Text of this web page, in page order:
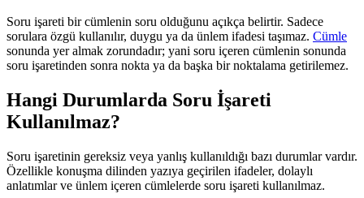
Soru işareti bir cümlenin soru olduğunu açıkça belirtir. Sadece
sorulara özgü kullanılır, duygu ya da ünlem ifadesi taşımaz. Cümle
sonunda yer almak zorundadır; yani soru içeren cümlenin sonunda
soru işaretinden sonra nokta ya da başka bir noktalama getirilemez.
Hangi Durumlarda Soru İşareti
Kullanılmaz?
Soru işaretinin gereksiz veya yanlış kullanıldığı bazı durumlar vardır.
Özellikle konuşma dilinden yazıya geçirilen ifadeler, dolaylı
anlatımlar ve ünlem içeren cümlelerde soru işareti kullanılmaz.